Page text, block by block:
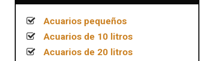
Acuarios pequeños
Acuarios de 10 litros
Acuarios de 20 litros